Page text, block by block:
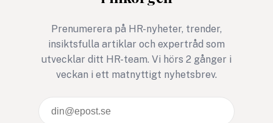
Prenumerera på HR-nyheter, trender,
insiktsfulla artiklar och expertråd som
utvecklar ditt HR-team. Vi hörs 2 gånger i
veckan i ett matnyttigt nyhetsbrev.